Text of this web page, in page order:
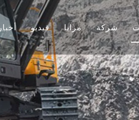
أخبار
أخبار الشركة
المشاريع
فيديو مزايا
بحث وتطوير
إنتاج
خدمة
شركة
عنا
ثقافة